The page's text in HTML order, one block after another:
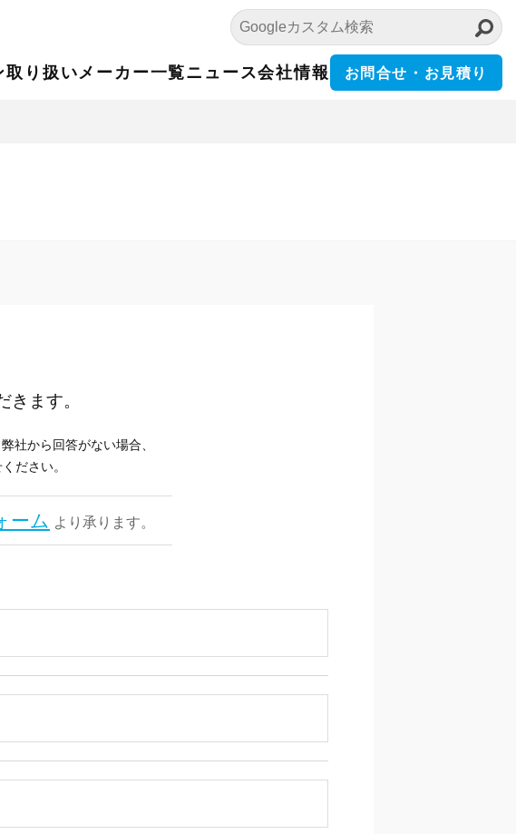
取り扱いメーカー一覧ニュース会社情報 お問合せ・お見積り
ます。
社から回答がない場合、
ださい。
ーム より承ります。